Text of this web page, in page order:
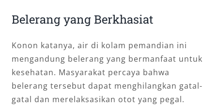
Belerang yang Berkhasiat
Konon katanya, air di kolam pemandian ini
mengandung belerang yang bermanfaat untuk
kesehatan. Masyarakat percaya bahwa
belerang tersebut dapat menghilangkan gatal-
gatal dan merelaksasikan otot yang pegal.